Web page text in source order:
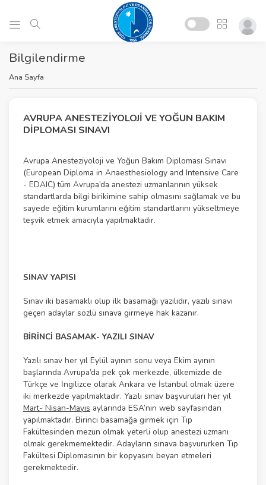
Bilgilendirme
Ana Sayfa
AVRUPA ANESTEZIYOLOJI VE YOĞUN BAKIM
DIPLOMASI SINAVI
Avrupa Anesteziyoloji ve Yoğun Bakım Diploması Sınavı
(European Diploma in Anaesthesiology and Intensive Care
- EDAIC) tüm Avrupa’da anestezi uzmanlarının yüksek
standartlarda bilgi birikimine sahip olmasını sağlamak ve bu
sayede eğitim kurumlarını eğitim standartlarını yükseltmeye
teşvik etmek amacıyla yapılmaktadır.
SINAV YAPISI
Sınav iki basamaklı olup ilk basamağı yazılıdır, yazılı sınavı
geçen adaylar sözlü sınava girmeye hak kazanır.
BİRİNCİ BASAMAK- YAZILI SINAV
Yazılı sınav her yıl Eylül ayının sonu veya Ekim ayının
başlarında Avrupa’da pek çok merkezde, ülkemizde de
Türkçe ve İngilizce olarak Ankara ve İstanbul olmak üzere
iki merkezde yapılmaktadır. Yazılı sınav başvuruları her yıl
Mart- Nisan-Mayıs aylarında ESA’nın web sayfasından
yapılmaktadır. Birinci basamağa girmek için Tıp
Fakültesinden mezun olmak yeterli olup anestezi uzmanı
olmak gerekmemektedir. Adayların sınava başvururken Tıp
Fakültesi Diplomasının bir kopyasını beyan etmeleri
gerekmektedir.